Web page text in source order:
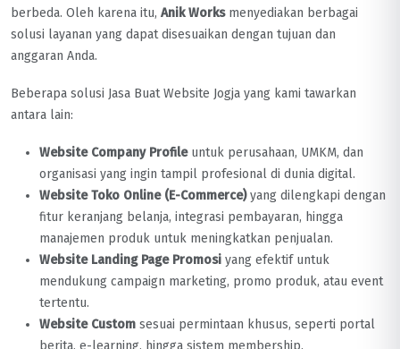
berbeda. Oleh karena itu, Anik Worksmenyediakan berbagai
solusi layanan yang dapat disesuaikan dengan tujuan dan
anggaran Anda.
Beberapa solusi Jasa Buat Website Jogja yang kami tawarkan
antara lain:
Website Company Profileuntuk perusahaan, UMKM, dan
organisasi yang ingin tampil profesional di dunia digital.
Website Toko Online (E-Commerce)yang dilengkapi dengan
fitur keranjang belanja, integrasi pembayaran, hingga
manajemen produk untuk meningkatkan penjualan.
Website Landing Page Promosi yang efektif untuk
mendukung campaign marketing, promo produk, atau event
tertentu.
Website Custom sesuai permintaan khusus, seperti portal